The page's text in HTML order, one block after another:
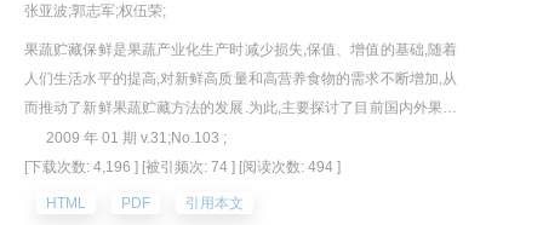
张亚波;郭志军;权伍荣;
果蔬贮藏保鲜是果蔬产业化生产时减少损失,保值、增值的基础,随着
人们生活水平的提高,对新鲜高质量和高营养食物的需求不断增加,从
而推动了新鲜果蔬贮藏方法的发展.为此,主要探讨了目前国内外果蔬
贮藏保鲜应用的各种技术,分析了果蔬贮藏保鲜技术研究方面的新情
况与新进展.
2009 年 01 期 v.31;No.103 ;
[下载次数: 4,196 ] [被引频次: 74 ] [阅读次数: 494 ]
HTML PDF 引用本文